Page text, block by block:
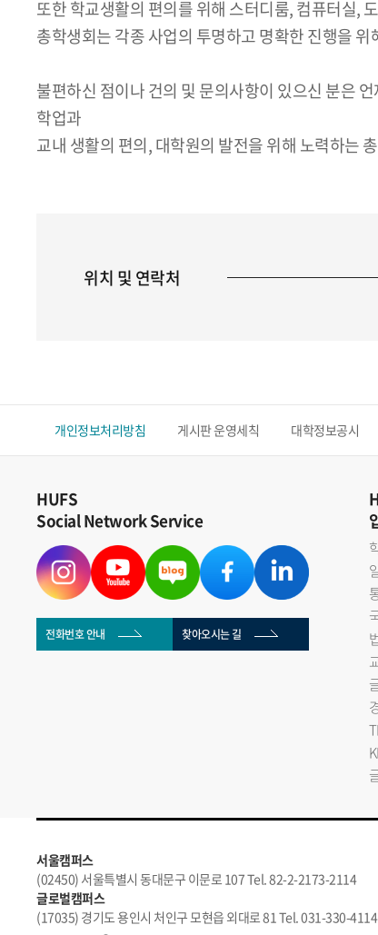
또한 학교생활의 편의를 위해 스터디룸, 컴퓨터실,
총학생회는 각종 사업의 투명하고 명확한 진행을
불편하신 점이나 건의 및 문의사항이 있으신 분은
학업과
교내 생활의 편의, 대학원의 발전을 위해 노력하는
위치 및 연락처
개인정보처리방침 게시판 운영세칙 대학정보공시
HUFS
Social Network Service
전화번호 안내 찾아오시는 길
서울캠퍼스
(02450) 서울특별시 동대문구 이문로 107 Tel. 82-2-2173-2114
글로벌캠퍼스
(17035) 경기도 용인시 처인구 모현읍 외대로 81 Tel. 031-330-4114